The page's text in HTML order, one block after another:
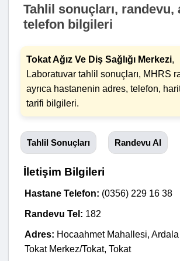
Tahlil sonuçları, randevu,
telefon bilgileri
Tokat Ağız Ve Diş Sağlığı Merkezi,
Laboratuvar tahlil sonuçları, MHRS
ayrıca hastanenin adres, telefon,
tarifi bilgileri.
Tahlil Sonuçları Randevu Al
İletişim Bilgileri
Hastane Telefon: (0356) 229 16 38
Randevu Tel: 182
Adres: Hocaahmet Mahallesi,
Tokat Merkez/Tokat, Tokat